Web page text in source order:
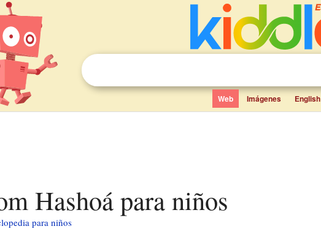
Web Imágenes English
Hashoá para niños
para niños